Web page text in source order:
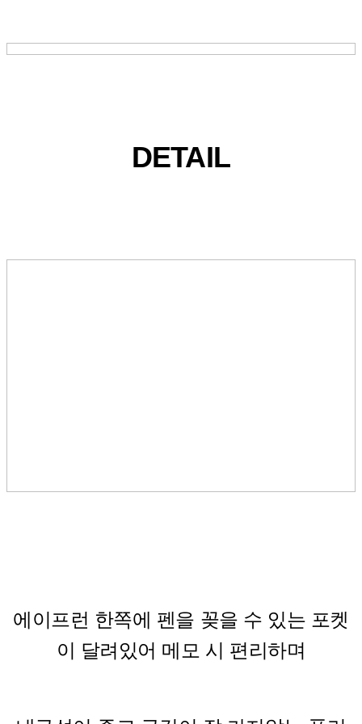
DETAIL
에이프런 한쪽에 펜을 꽂을 수 있는 포켓
이 달려있어 메모 시 편리하며